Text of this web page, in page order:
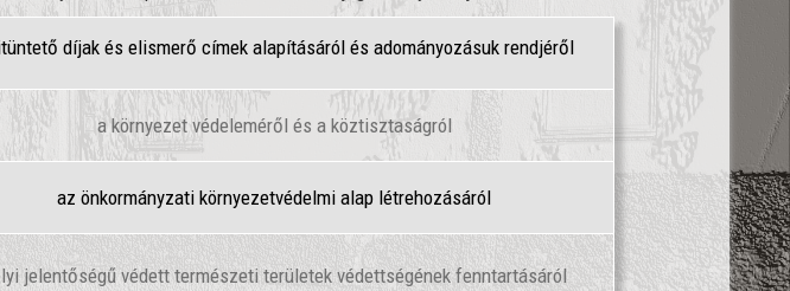
díjak és elismerő címek alapításáról és adományozásuk rendjéről
a környezet védeleméről és a köztisztaságról
az önkormányzati környezetvédelmi alap létrehozásáról
jelentőségű védett természeti területek védettségének fenntartásáról